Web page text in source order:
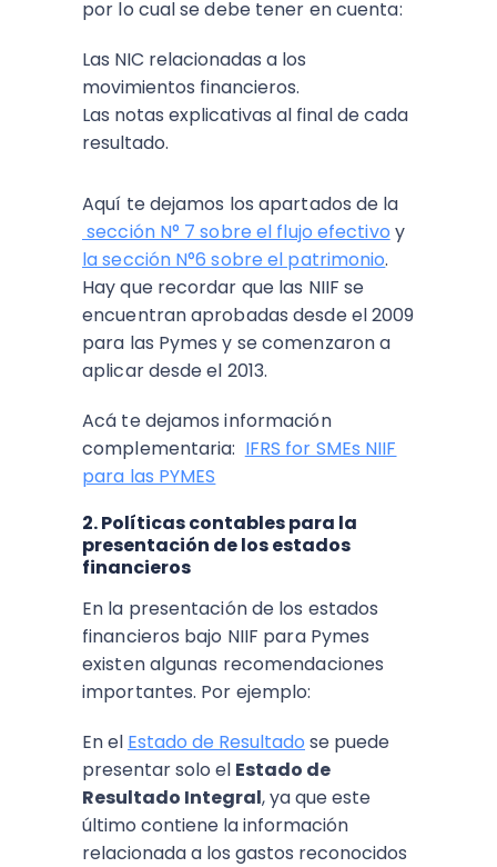
por lo cual se debe tener en cuenta:
Las NIC relacionadas a los
movimientos financieros.
Las notas explicativas al final de cada
resultado.
Aquí te dejamos los apartados de la
sección N° 7 sobre el flujo efectivo y
la sección N°6 sobre el patrimonio.
Hay que recordar que las NIIF se
encuentran aprobadas desde el 2009
para las Pymes y se comenzaron a
aplicar desde el 2013.
Acá te dejamos información
complementaria: IFRS for SMEs NIIF
para las PYMES
2. Políticas contables para la
presentación de los estados
financieros
En la presentación de los estados
financieros bajo NIIF para Pymes
existen algunas recomendaciones
importantes. Por ejemplo:
En el Estado de Resultado se puede
presentar solo el Estado de
Resultado Integral, ya que este
último contiene la información
relacionada a los gastos reconocidos